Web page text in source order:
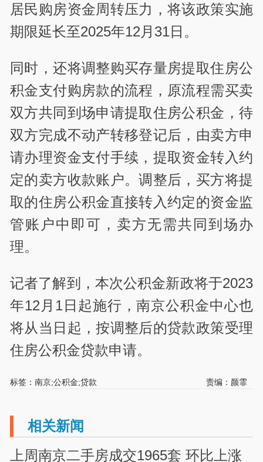
居民购房资金周转压力，将该政策实施
期限延长至2025年12月31日。
同时，还将调整购买存量房提取住房公
积金支付购房款的流程，原流程需买卖
双方共同到场申请提取住房公积金，待
双方完成不动产转移登记后，由卖方申
请办理资金支付手续，提取资金转入约
定的卖方收款账户。调整后，买方将提
取的住房公积金直接转入约定的资金监
管账户中即可，卖方无需共同到场办
理。
记者了解到，本次公积金新政将于2023
年12月1日起施行，南京公积金中心也
将从当日起，按调整后的贷款政策受理
住房公积金贷款申请。
标签：南京;公积金;贷款 责编：颜霏
相关新闻
上周南京二手房成交1965套 环比上涨